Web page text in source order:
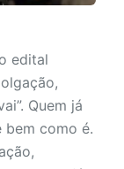
edital
Quem já
bem como é.